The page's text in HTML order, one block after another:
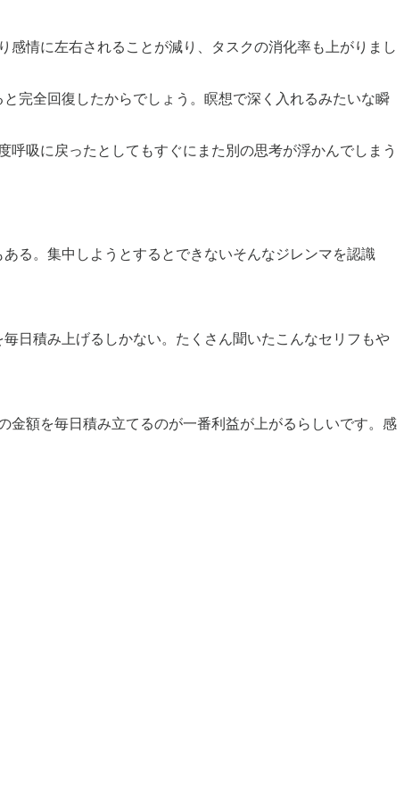
情に左右されることが減り、タスクの消化率も上がりまし
完全回復したからでしょう。瞑想で深く入れるみたいな瞬
吸に戻ったとしてもすぐにまた別の思考が浮かんでしまう
る。集中しようとするとできないそんなジレンマを認識
日積み上げるしかない。たくさん聞いたこんなセリフもや
金額を毎日積み立てるのが一番利益が上がるらしいです。感